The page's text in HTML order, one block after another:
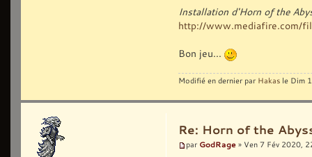
Installation d'Horn of the
http://www.mediafire.com/
Bon jeu...
Modifié en dernier par Hakas le Dim
Re: Horn of the
par GodRage » Ven 7 Fév 2020,